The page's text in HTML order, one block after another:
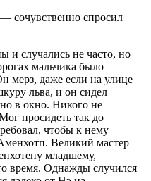
сочувственно спросил
и случались не часто, но
мальчика было
мерз, даже если на улице
льва, и он сидел
в окно. Никого не
просидеть так до
чтобы к нему
Великий мастер
младшему,
время. Однажды случился